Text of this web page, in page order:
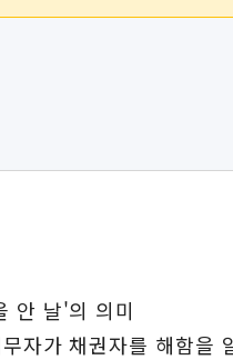
안 날'의 의미
자가 채권자를 해함을